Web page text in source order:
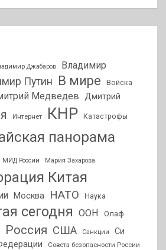
Джабаров
Владимир
Путин В мире Войска
Медведев Дмитрий
Интернет КНР Катастрофы
панорама
МИД России Мария Захарова
Китая
Москва НАТО Наука
сегодня ООН
Олаф
Россия США Санкции
Си
Совета безопасности России